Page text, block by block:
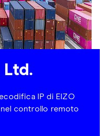
Ltd.
IP di EIZO
controllo remoto